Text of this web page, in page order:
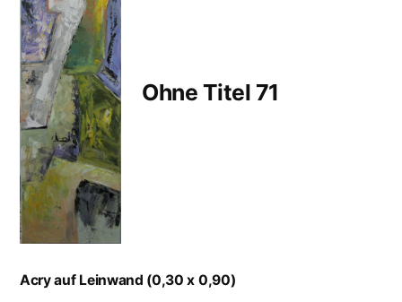
Ohne Titel 71
Acry auf Leinwand (0,30 x 0,90)